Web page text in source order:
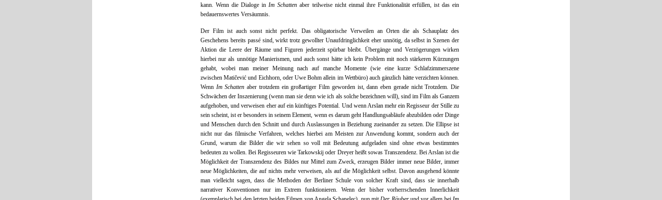
kann. Wenn die Dialoge inIm Schatten aber teilweise nicht einmal ihre Funktionalität erfüllen, ist das ein
bedauernswertes Versäumnis.
Der Film ist auch sonst nicht perfekt. Das obligatorische Verweilen an Orten die als Schauplatz des
Geschehens bereits passé sind, wirkt trotz gewollter Unaufdringlichkeit eher unnötig, da selbst in Szenen der
Aktion die Leere der Räume und Figuren jederzeit spürbar bleibt. Übergänge und Verzögerungen wirken
hierbei nur als unnötige Manierismen, und auch sonst hätte ich kein Problem mit noch stärkeren Kürzungen
gehabt, wobei man meiner Meinung nach auf manche Momente (wie eine kurze Schlafzimmerszene
zwischen Matičević und Eichhorn, oder Uwe Bohm allein im Wettbüro) auch gänzlich hätte verzichten können.
Wenn Im Schatten aber trotzdem ein großartiger Film geworden ist, dann eben gerade nicht Trotzdem. Die
Schwächen der Inszenierung (wenn man sie denn wie ich als solche bezeichnen will), sind im Film als Ganzem
aufgehoben, und verweisen eher auf ein künftiges Potential. Und wenn Arslan mehr ein Regisseur der Stille zu
sein scheint, ist er besonders in seinem Element, wenn es darum geht Handlungsabläufe abzubilden oder Dinge
und Menschen durch den Schnitt und durch Auslassungen in Beziehung zueinander zu setzen. Die Ellipse ist
nicht nur das filmische Verfahren, welches hierbei am Meisten zur Anwendung kommt, sondern auch der
Grund, warum die Bilder die wir sehen so voll mit Bedeutung aufgeladen sind ohne etwas bestimmtes
bedeuten zu wollen. Bei Regisseuren wie Tarkowskij oder Dreyer heißt sowas Transzendenz. Bei Arslan ist die
Möglichkeit der Transzendenz des Bildes nur Mittel zum Zweck, erzeugen Bilder immer neue Bilder, immer
neue Möglichkeiten, die auf nichts mehr verweisen, als auf die Möglichkeit selbst. Davon ausgehend könnte
man vielleicht sagen, dass die Methoden der Berliner Schule von solcher Kraft sind, dass sie innerhalb
narrativer Konventionen nur im Extrem funktionieren. Wenn der bisher vorherrschenden Innerlichkeit